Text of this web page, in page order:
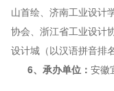
山首绘、济南工业设计
协会、浙江省工业设计
设计城（以汉语拼音排名
6、承办单位：安徽